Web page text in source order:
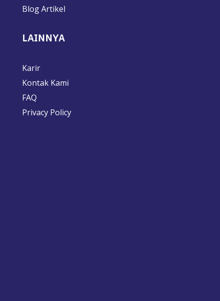
Blog Artikel
LAINNYA
Karir
Kontak Kami
FAQ
Privacy Policy